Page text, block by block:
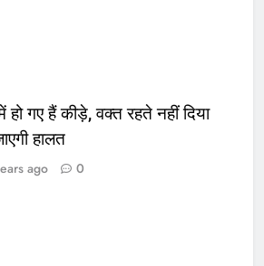
गए हैं कीड़े, वक्त रहते नहीं दिया
हालत
ago 0